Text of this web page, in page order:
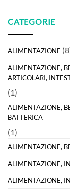
CATEGORIE
ALIMENTAZIONE
ALIMENTAZIONE,
ARTICOLARI,
(1)
ALIMENTAZIONE,
BATTERICA
(1)
ALIMENTAZIONE,
ALIMENTAZIONE,
ALIMENTAZIONE,